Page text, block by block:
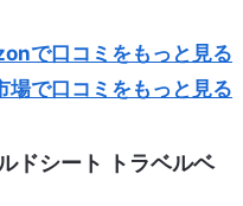
で口コミをもっと見る
場で口コミをもっと見る
ドシート トラベルベ